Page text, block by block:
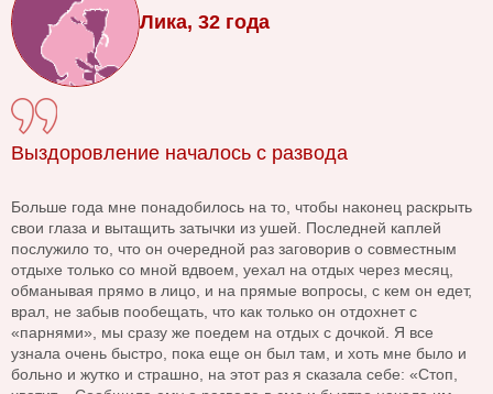
Лика, 32 года
Выздоровление началось с развода
Больше года мне понадобилось на то, чтобы наконец раскрыть
свои глаза и вытащить затычки из ушей. Последней каплей
послужило то, что он очередной раз заговорив о совместным
отдыхе только со мной вдвоем, уехал на отдых через месяц,
обманывая прямо в лицо, и на прямые вопросы, с кем он едет,
врал, не забыв пообещать, что как только он отдохнет с
«парнями», мы сразу же поедем на отдых с дочкой. Я все
узнала очень быстро, пока еще он был там, и хоть мне было и
больно и жутко и страшно, на этот раз я сказала себе: «Стоп,